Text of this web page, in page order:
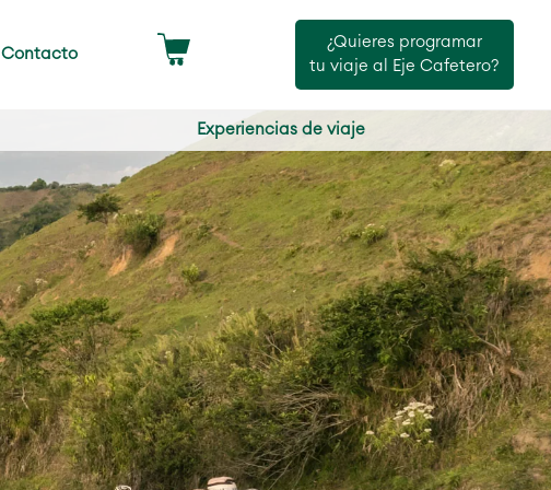
Contacto
¿Quieres programar
tu viaje al Eje Cafetero?
Experiencias de viaje